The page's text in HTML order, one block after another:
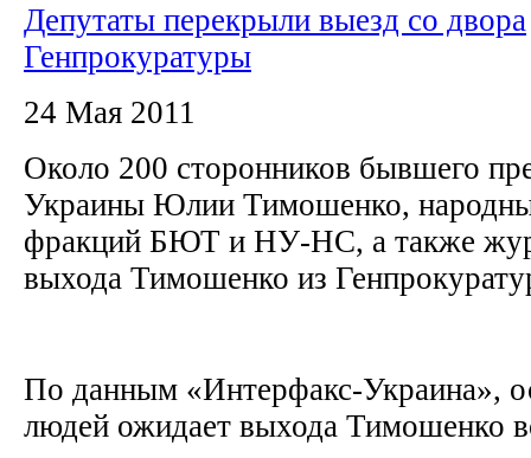
Депутаты перекрыли выезд со двора
Генпрокуратуры
24 Мая 2011
Около 200 сторонников бывшего
Украины Юлии Тимошенко,
фракций БЮТ и НУ-НС, а также
выхода Тимошенко из
По данным «Интерфакс-Украина»,
людей ожидает выхода Тимошенко